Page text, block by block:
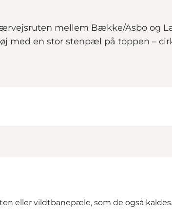
mellem Bække/Asbo og
en stor stenpæl på toppen –
eller vildtbanepæle, som de også